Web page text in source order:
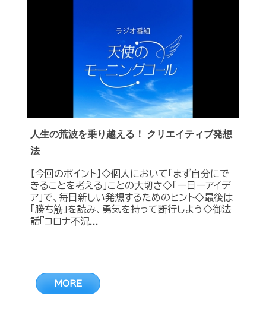
人生の荒波を乗り越える！ クリエイティブ発想
法
【今回のポイント】◇個人において「まず自分にで
きることを考える」ことの大切さ◇「一日一アイデ
ア」で、毎日新しい発想するためのヒント◇最後は
「勝ち筋」を読み、勇気を持って断行しよう◇御法
話『コロナ不況...
MORE